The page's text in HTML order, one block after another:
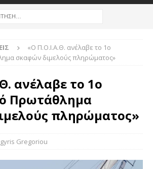
«Ο Π.Ο.Ι.Α.Θ. ανέλαβε το 1ο
σκαφών διμελούς πληρώματος»
ανέλαβε το 1ο
Πρωτάθλημα
πληρώματος»
Gregoriou